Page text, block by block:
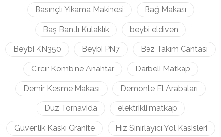
Basınçlı Yıkama Makinesi Bağ Makası
Baş Bantlı Kulaklık beybi eldiven
Beybi KN350 Beybi PN7 Bez Takım Çantası
Cırcır Kombine Anahtar Darbeli Matkap
Demir Kesme Makası Demonte El Arabaları
Düz Tornavida elektrikli matkap
Güvenlik Kaskı Granite Hız Sınırlayıcı Yol Kasisleri